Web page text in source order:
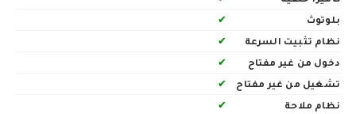
بلوتوث
✔
نظام تثبيت السرعة
✔
دخول من غير مفتاح
✔
تشغيل من غير مفتاح
✔
نظام ملاحة
✔